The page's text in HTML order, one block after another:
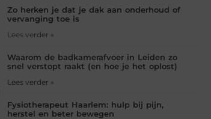
Zo herken je dat je dak aan onderhoud of
vervanging toe is
Lees verder »
Waarom de badkamerafvoer in Leiden zo
snel verstopt raakt (en hoe je het oplost)
Lees verder »
Fysiotherapeut Haarlem: hulp bij pijn,
herstel en beter bewegen